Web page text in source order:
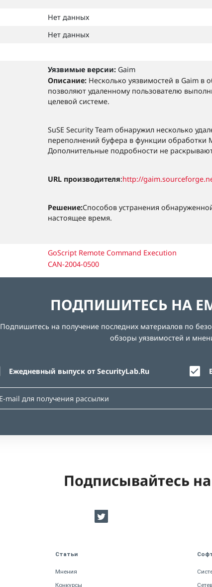
Нет данных
Нет данных
Уязвимые версии: Gaim
Описание: Несколько уязвимостей в Gaim в
позволяют удаленному пользователю
целевой системе.
SuSE Security Team обнаружил несколько
переполнений буфера в функции обработки
Дополнительные подробности не
URL производителя:http://
Решение:Способов устранения
настоящее время.
GoScript Remote Command Execution
CAN-2004-0500
ПОДПИШИТЕСЬ НА
Подпишитесь на получение последних материалов по
обзоры уязвимостей и
Ежедневный выпуск от SecurityLab.Ru
Подписывайтесь
Статьи
Мнения
Конкурсы